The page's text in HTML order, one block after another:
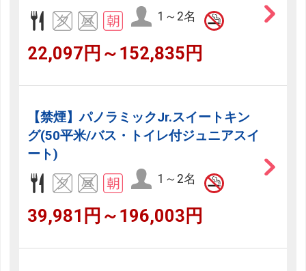
1～2名
22,097円～152,835円
【禁煙】パノラミックJr.スイートキン
グ(50平米/バス・トイレ付ジュニアスイ
ート)
1～2名
39,981円～196,003円